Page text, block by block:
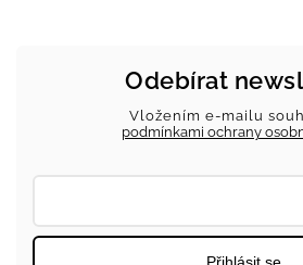
Odebírat
Vložením e-mailu
podmínkami ochrany